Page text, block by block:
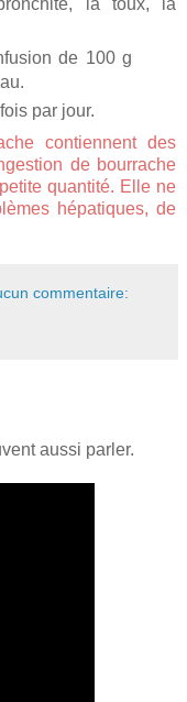
la toux, la
de 100 g
par jour.
contiennent des
de bourrache
quantité. Elle ne
hépatiques, de
commentaire:
aussi parler.